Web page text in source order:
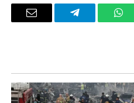
واتساب تيلقرام
البريد